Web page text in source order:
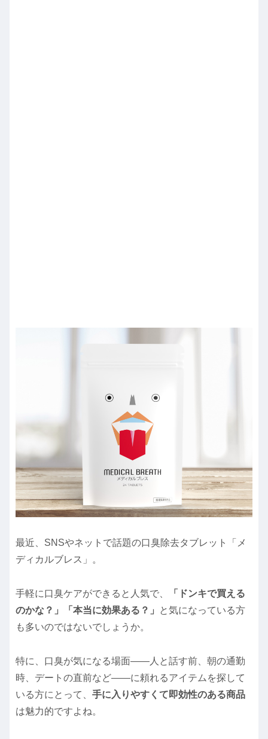
最近、SNSやネットで話題の口臭除去タブレット「メ
ディカルブレス」。
手軽に口臭ケアができると人気で、
「ドンキで買える
のかな？」「本当に効果ある？」
と気になっている方
も多いのではないでしょうか。
特に、口臭が気になる場面――人と話す前、朝の通勤
時、デートの直前など――に頼れるアイテムを探して
いる方にとって、 手に入りやすくて即効性のある商品
は魅力的ですよね。